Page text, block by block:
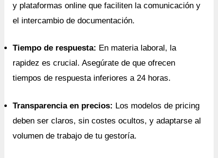
y plataformas online que faciliten la comunicación y
el intercambio de documentación.
Tiempo de respuesta: En materia laboral, la
rapidez es crucial. Asegúrate de que ofrecen
tiempos de respuesta inferiores a 24 horas.
Transparencia en precios: Los modelos de pricing
deben ser claros, sin costes ocultos, y adaptarse al
volumen de trabajo de tu gestoría.